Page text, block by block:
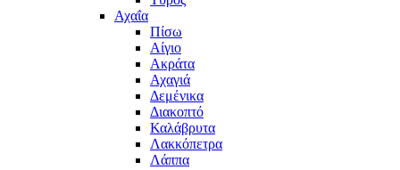
Αχαΐα
Πίσω
Αίγιο
Ακράτα
Αχαγιά
Δεμένικα
Διακοπτό
Καλάβρυτα
Λακκόπετρα
Λάππα